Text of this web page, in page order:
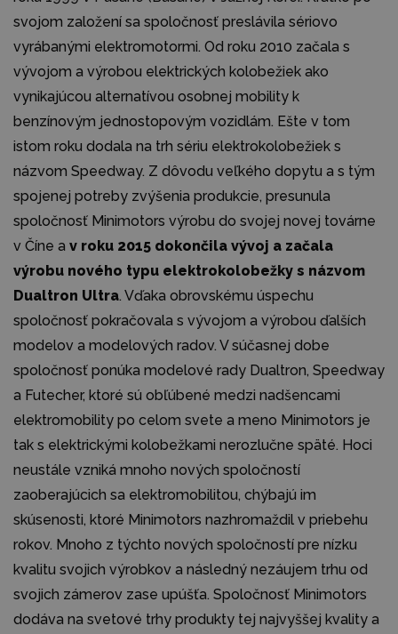
svojom založení sa spoločnosť preslávila sériovo
vyrábanými elektromotormi. Od roku 2010 začala s
vývojom a výrobou elektrických kolobežiek ako
vynikajúcou alternatívou osobnej mobility k
benzínovým jednostopovým vozidlám. Ešte v tom
istom roku dodala na trh sériu elektrokolobežiek s
názvom Speedway. Z dôvodu veľkého dopytu a s tým
spojenej potreby zvýšenia produkcie, presunula
spoločnosť Minimotors výrobu do svojej novej továrne
v Číne a v roku 2015 dokončila vývoj a začala
výrobu nového typu elektrokolobežky s názvom
Dualtron Ultra. Vďaka obrovskému úspechu
spoločnosť pokračovala s vývojom a výrobou ďalších
modelov a modelových radov. V súčasnej dobe
spoločnosť ponúka modelové rady Dualtron, Speedway
a Futecher, ktoré sú obľúbené medzi nadšencami
elektromobility po celom svete a meno Minimotors je
tak s elektrickými kolobežkami nerozlučne späté. Hoci
neustále vzniká mnoho nových spoločností
zaoberajúcich sa elektromobilitou, chýbajú im
skúsenosti, ktoré Minimotors nazhromaždil v priebehu
rokov. Mnoho z týchto nových spoločností pre nízku
kvalitu svojich výrobkov a následný nezáujem trhu od
svojich zámerov zase upúšťa. Spoločnosť Minimotors
dodáva na svetové trhy produkty tej najvyššej kvality a